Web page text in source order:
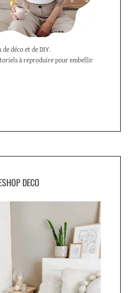
déco et de DIY.
à reproduire pour embellir
DECO